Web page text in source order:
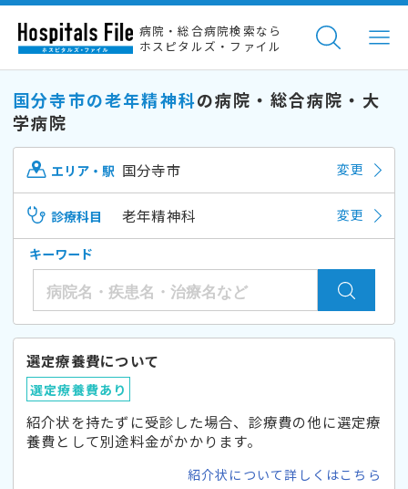
病院・総合病院検索なら
ホスピタルズ・ファイル
国分寺市の老年精神科の病院・総合病院・大
学病院
エリア・駅 国分寺市 変更
診療科目 老年精神科 変更
キーワード
選定療養費について
選定療養費あり
紹介状を持たずに受診した場合、診療費の他に選定療
養費として別途料金がかかります。
紹介状について詳しくはこちら